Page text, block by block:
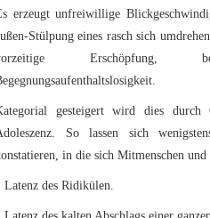
erzeugt unfreiwillige
Stülpung eines rasch sich
Erschöpfung,
gesteigert wird dies durch
So lassen sich
in die sich Mitmenschen und
Latenz des Ridikülen.